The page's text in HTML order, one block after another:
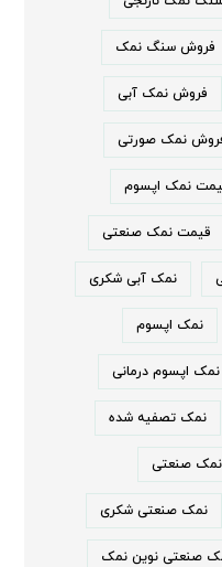
فروش سنگ نمک
فروش نمک آبی
نمک صورتی
نمک اپسوم
قیمت نمک صنعتی
نمک آبی شکری
نمک اپسوم
نمک اپسوم درمانی
نمک تصفیه شده
نمک صنعتی
نمک صنعتی شکری
صنعتی نوین نمک